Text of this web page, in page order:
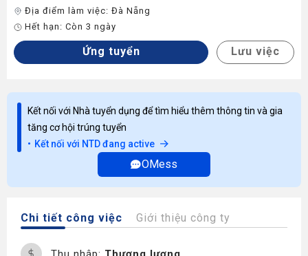
Địa điểm làm việc: Đà Nẵng
Hết hạn: Còn 3 ngày
Ứng tuyển Lưu việc
Kết nối với Nhà tuyển dụng để tìm hiểu thêm thông tin và gia
tăng cơ hội trúng tuyển
Kết nối với NTD đang active
OMess
Chi tiết công việc Giới thiệu công ty